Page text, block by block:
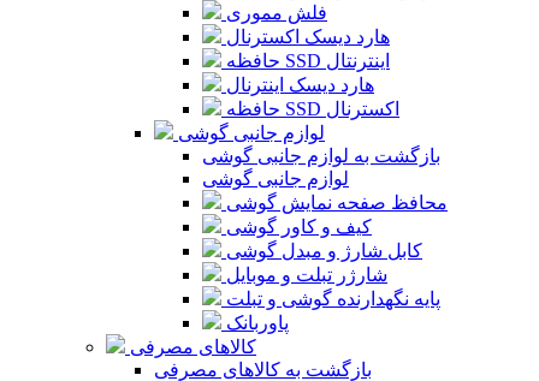
فلش مموری
هارد دیسک اکسترنال
حافظه SSD اینترنتال
هارد دیسک اینترنال
حافظه SSD اکسترنال
لوازم جانبی گوشی
بازگشت به لوازم جانبی گوشی
لوازم جانبی گوشی
محافظ صفحه نمایش گوشی
کیف و کاور گوشی
کابل شارژ و مبدل گوشی
شارژر تبلت و موبایل
پایه نگهدارنده گوشی و تبلت
پاوربانک
کالاهای مصرفی
بازگشت به کالاهای مصرفی